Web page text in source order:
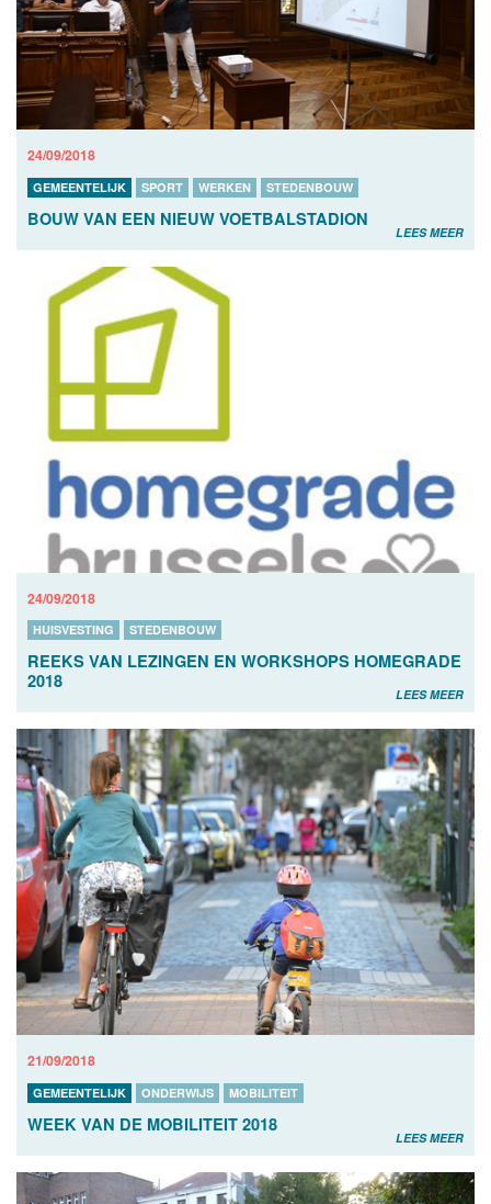
24/09/2018
GEMEENTELIJK SPORT WERKEN STEDENBOUW
BOUW VAN EEN NIEUW VOETBALSTADION
LEES MEER
24/09/2018
HUISVESTING STEDENBOUW
REEKS VAN LEZINGEN EN WORKSHOPS HOMEGRADE
2018
LEES MEER
21/09/2018
GEMEENTELIJK ONDERWIJS MOBILITEIT
WEEK VAN DE MOBILITEIT 2018
LEES MEER